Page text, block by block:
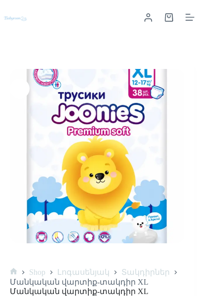
Shop Լոգասենյակ
Տակդիրներ
Մանկական վարտիք-տակդիր XL
Մանկական վարտիք-տակդիր XL